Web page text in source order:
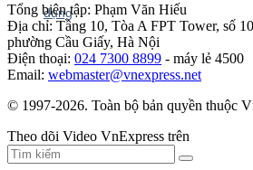
Tổng biên tập: Phạm Văn Hiếu
Địa chỉ: Tầng 10, Tòa A FPT Tower, số
phường Cầu Giấy, Hà Nội
Điện thoại: 024 7300 8899 - máy lẻ 4500
Email: webmaster@vnexpress.net
© 1997-2026. Toàn bộ bản quyền thuộc
Theo dõi Video VnExpress trên